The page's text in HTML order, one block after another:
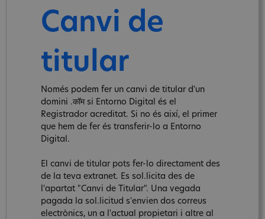
Canvi de
titular
Només podem fer un canvi de titular d'un
domini .कॉम si Entorno Digital és el
Registrador acreditat. Si no és així, el primer
que hem de fer és transferir-lo a Entorno
Digital.
El canvi de titular pots fer-lo directament des
de la teva extranet. Es sol.licita des de
l'apartat "Canvi de Titular". Una vegada
pagada la sol.licitud s'envien dos correus
electrònics, un a l'actual propietari i altre al